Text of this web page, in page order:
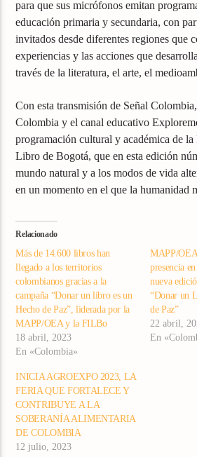
para que sus micrófonos emitan
educación primaria y secundaria, con
invitados desde diferentes regiones que
experiencias y las acciones que
través de la literatura, el arte, el
Con esta transmisión de Señal
Colombia y el canal educativo
programación cultural y académica de
Libro de Bogotá, que en esta edición
mundo natural y a los modos de vida
en un momento en el que la humanidad
Relacionado
Más de 14.600 libros han
llegado a los territorios
colombianos gracias a la
campaña “Donar un libro es un
Hecho de Paz”, liderada por la
MAPP/OEA y la FILBo
18 abril, 2023
En «Colombia»
MAPP/OEA
presencia
nueva
“Donar un
de Paz”
22 abril,
En
INICIA AGROEXPO 2023, LA
FERIA QUE FORTALECE Y
CONTRIBUYE A LA
SOBERANÍA ALIMENTARIA
DE COLOMBIA
12 julio, 2023